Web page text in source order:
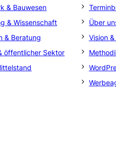
& Bauwesen
& Wissenschaft
& Beratung
öffentlicher Sektor
Über
Vision